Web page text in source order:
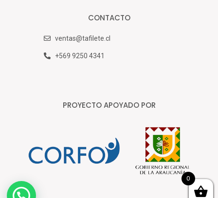
CONTACTO
ventas@tafilete.cl
+569 9250 4341
PROYECTO APOYADO POR
0